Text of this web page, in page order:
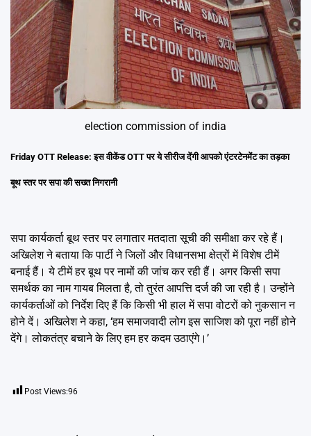
election commission of india
Friday OTT Release: इस वीकेंड OTT पर ये सीरीज देंगी आपको एंटरटेनमेंट का तड़का
बूथ स्तर पर सपा की सख्त निगरानी
सपा कार्यकर्ता बूथ स्तर पर लगातार मतदाता सूची की समीक्षा कर रहे हैं।
अखिलेश ने बताया कि पार्टी ने जिलों और विधानसभा क्षेत्रों में विशेष टीमें
बनाई हैं। ये टीमें हर बूथ पर नामों की जांच कर रही हैं। अगर किसी सपा
समर्थक का नाम गायब मिलता है, तो तुरंत आपत्ति दर्ज की जा रही है। उन्होंने
कार्यकर्ताओं को निर्देश दिए हैं कि किसी भी हाल में सपा वोटरों को नुकसान न
होने दें। अखिलेश ने कहा, ‘हम समाजवादी लोग इस साजिश को पूरा नहीं होने
देंगे। लोकतंत्र बचाने के लिए हम हर कदम उठाएंगे।’
Post Views:96